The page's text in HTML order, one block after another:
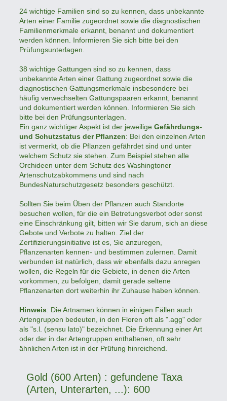
24 wichtige Familien sind so zu kennen, dass unbekannte
Arten einer Familie zugeordnet sowie die diagnostischen
Familienmerkmale erkannt, benannt und dokumentiert
werden können. Informieren Sie sich bitte bei den
Prüfungsunterlagen.
38 wichtige Gattungen sind so zu kennen, dass
unbekannte Arten einer Gattung zugeordnet sowie die
diagnostischen Gattungsmerkmale insbesondere bei
häufig verwechselten Gattungspaaren erkannt, benannt
und dokumentiert werden können. Informieren Sie sich
bitte bei den Prüfungsunterlagen.
Ein ganz wichtiger Aspekt ist der jeweilige Gefährdungs-
und Schutzstatus der Pflanzen: Bei den einzelnen Arten
ist vermerkt, ob die Pflanzen gefährdet sind und unter
welchem Schutz sie stehen. Zum Beispiel stehen alle
Orchideen unter dem Schutz des Washingtoner
Artenschutzabkommens und sind nach
BundesNaturschutzgesetz besonders geschützt.
Sollten Sie beim Üben der Pflanzen auch Standorte
besuchen wollen, für die ein Betretungsverbot oder sonst
eine Einschränkung gilt, bitten wir Sie darum, sich an diese
Gebote und Verbote zu halten. Ziel der
Zertifizierungsinitiative ist es, Sie anzuregen,
Pflanzenarten kennen- und bestimmen zulernen. Damit
verbunden ist natürlich, dass wir ebenfalls dazu anregen
wollen, die Regeln für die Gebiete, in denen die Arten
vorkommen, zu befolgen, damit gerade seltene
Pflanzenarten dort weiterhin ihr Zuhause haben können.
Hinweis: Die Artnamen können in einigen Fällen auch
Artengruppen bedeuten, in den Floren oft als ".agg" oder
als "s.l. (sensu lato)" bezeichnet. Die Erkennung einer Art
oder der in der Artengruppen enthaltenen, oft sehr
ähnlichen Arten ist in der Prüfung hinreichend.
Gold (600 Arten) : gefundene Taxa
(Arten, Unterarten, ...): 600